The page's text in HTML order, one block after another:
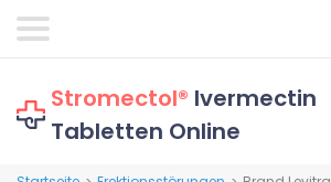
Stromectol® Ivermectin
Tabletten Online